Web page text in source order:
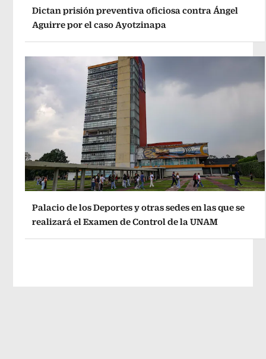
Dictan prisión preventiva oficiosa contra Ángel
Aguirre por el caso Ayotzinapa
Palacio de los Deportes y otras sedes en las que se
realizará el Examen de Control de la UNAM